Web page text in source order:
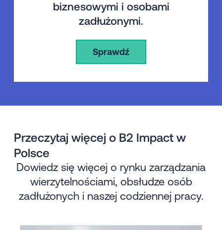
biznesowymi i osobami
zadłużonymi.
Sprawdź
Przeczytaj więcej o B2 Impact w
Polsce
Dowiedz się więcej o rynku zarządzania
wierzytelnościami, obsłudze osób
zadłużonych i naszej codziennej pracy.